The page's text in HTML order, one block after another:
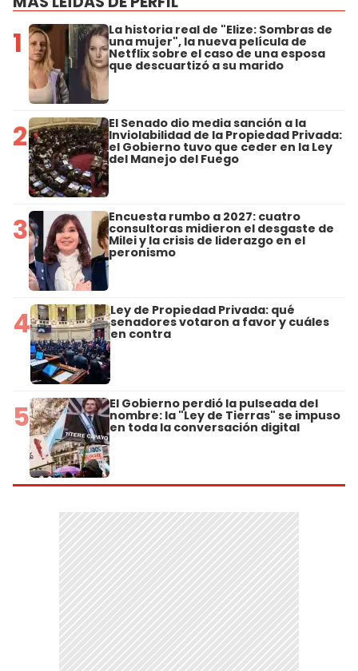
1 La historia real de "Elize: Sombras de
una mujer", la nueva película de
Netflix sobre el caso de una esposa
que descuartizó a su marido
2 El Senado dio media sanción a la
Inviolabilidad de la Propiedad Privada:
el Gobierno tuvo que ceder en la Ley
del Manejo del Fuego
3 Encuesta rumbo a 2027: cuatro
consultoras midieron el desgaste de
Milei y la crisis de liderazgo en el
peronismo
4 Ley de Propiedad Privada: qué
senadores votaron a favor y cuáles
en contra
5 El Gobierno perdió la pulseada del
nombre: la "Ley de Tierras" se impuso
en toda la conversación digital